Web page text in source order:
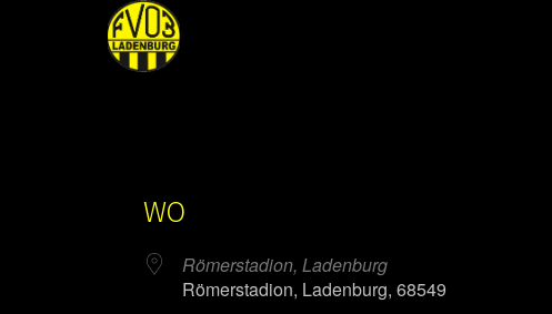
WO
Römerstadion, Ladenburg
Römerstadion, Ladenburg, 68549